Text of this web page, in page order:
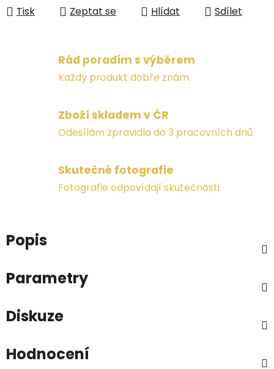
Tisk Zeptat se Hlídat Sdílet
Rád poradím s výběrem
Každý produkt dobře znám.
Zboží skladem v ČR
Odesílám zpravidla do 3 pracovních dnů.
Skutečné fotografie
Fotografie odpovídají skutečnosti.
Popis
Parametry
Diskuze
Hodnocení